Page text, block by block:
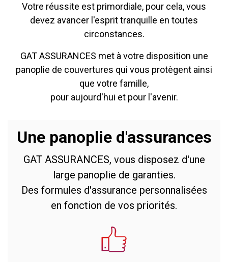
Votre réussite est primordiale, pour cela, vous
devez avancer l'esprit tranquille en toutes
circonstances.
GAT ASSURANCES met à votre disposition une
panoplie de couvertures qui vous protègent ainsi
que votre famille,
pour aujourd'hui et pour l'avenir.
Une panoplie d'assurances
GAT ASSURANCES, vous disposez d'une
large panoplie de garanties.
Des formules d'assurance personnalisées
en fonction de vos priorités.